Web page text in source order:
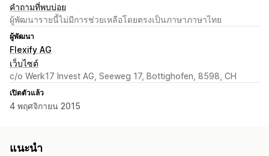
คำถามที่พบบ่อย
ผู้พัฒนารายนี้ไม่มีการช่วยเหลือโดยตรงเป็นภาษาภาษาไทย
ผู้พัฒนา
Flexify AG
เว็บไซต์
c/o Werk17 Invest AG, Seeweg 17, Bottighofen, 8598, CH
เปิดตัวแล้ว
4 พฤศจิกายน 2015
แนะนำ